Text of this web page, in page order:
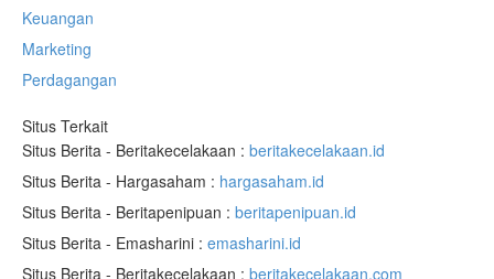
Keuangan
Marketing
Perdagangan
Situs Terkait
Situs Berita - Beritakecelakaan : beritakecelakaan.id
Situs Berita - Hargasaham : hargasaham.id
Situs Berita - Beritapenipuan : beritapenipuan.id
Situs Berita - Emasharini : emasharini.id
Situs Berita - Beritakecelakaan : beritakecelakaan.com